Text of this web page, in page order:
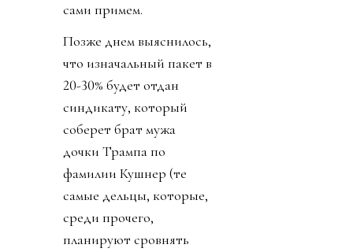
сами примем.
Позже днем выяснилось,
что изначальный пакет в
20-30% будет отдан
синдикату, который
соберет брат мужа
дочки Трампа по
фамилии Кушнер (те
самые дельцы, которые,
среди прочего,
планируют сровнять